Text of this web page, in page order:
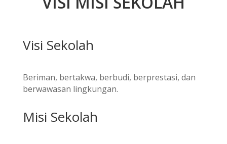
Visi Sekolah
Beriman, bertakwa, berbudi, berprestasi, dan
berwawasan lingkungan.
Misi Sekolah